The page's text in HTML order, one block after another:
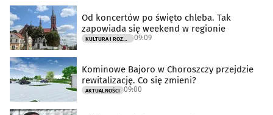
Od koncertów po święto chleba. Tak
zapowiada się weekend w regionie
KULTURA I ROZRYWKA 09:09
Kominowe Bajoro w Choroszczy przejdzie
rewitalizację. Co się zmieni?
AKTUALNOŚCI 09:00